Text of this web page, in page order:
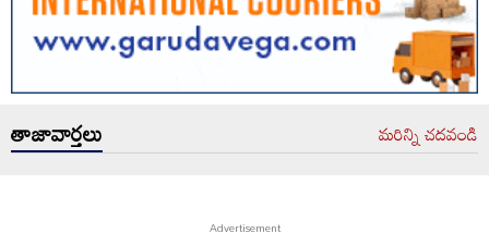
తాజావార్తలు మరిన్ని చదవండి